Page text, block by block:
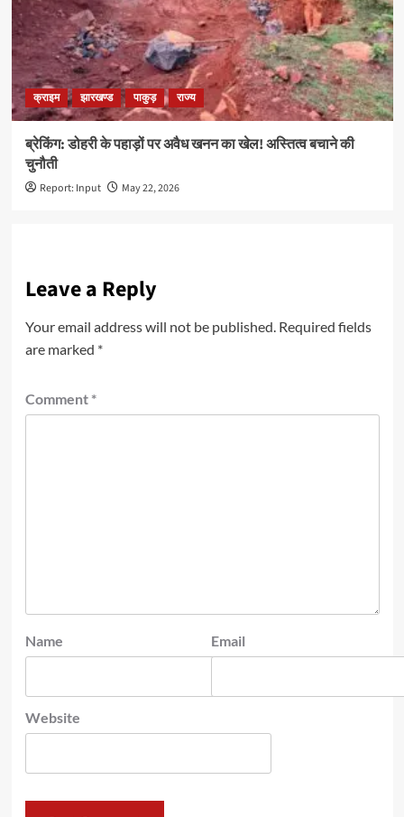
क्राइम झारखण्ड पाकुड़ राज्य
ब्रेकिंग: डोहरी के पहाड़ों पर अवैध खनन का खेल! अस्तित्व बचाने की
चुनौती
Report: Input May 22, 2026
Leave a Reply
Your email address will not be published. Required fields
are marked *
Comment *
Name Email
Website